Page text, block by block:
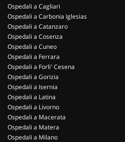
Ospedali a Cagliari
Ospedali a Carbonia Iglesias
Ospedali a Catanzaro
Ospedali a Cosenza
Ospedali a Cuneo
Ospedali a Ferrara
Ospedali a Forli' Cesena
Ospedali a Gorizia
Ospedali a Isernia
Ospedali a Latina
Ospedali a Livorno
Ospedali a Macerata
Ospedali a Matera
Ospedali a Milano